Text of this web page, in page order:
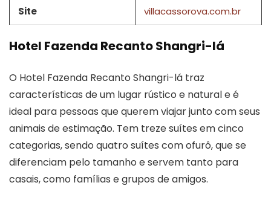
Site villacassorova.com.br
Hotel Fazenda Recanto Shangri-lá
O Hotel Fazenda Recanto Shangri-lá traz
características de um lugar rústico e natural e é
ideal para pessoas que querem viajar junto com seus
animais de estimação. Tem treze suítes em cinco
categorias, sendo quatro suítes com ofurô, que se
diferenciam pelo tamanho e servem tanto para
casais, como famílias e grupos de amigos.